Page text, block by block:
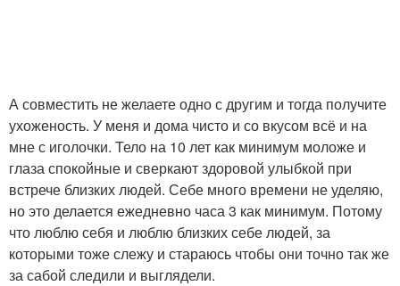
А совместить не желаете одно с другим и тогда получите
ухоженость. У меня и дома чисто и со вкусом всё и на
мне с иголочки. Тело на 10 лет как минимум моложе и
глаза спокойные и сверкают здоровой улыбкой при
встрече близких людей. Себе много времени не уделяю,
но это делается ежедневно часа 3 как минимум. Потому
что люблю себя и люблю близких себе людей, за
которыми тоже слежу и стараюсь чтобы они точно так же
за сабой следили и выглядели.